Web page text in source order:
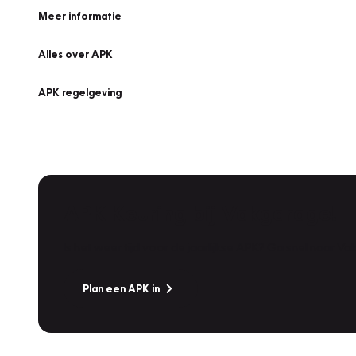
Meer informatie
Alles over APK
APK regelgeving
Plan een APK in